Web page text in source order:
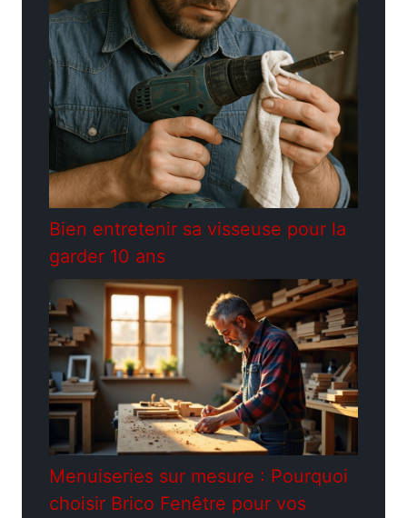
Bien entretenir sa visseuse pour la
garder 10 ans
Menuiseries sur mesure : Pourquoi
choisir Brico Fenêtre pour vos